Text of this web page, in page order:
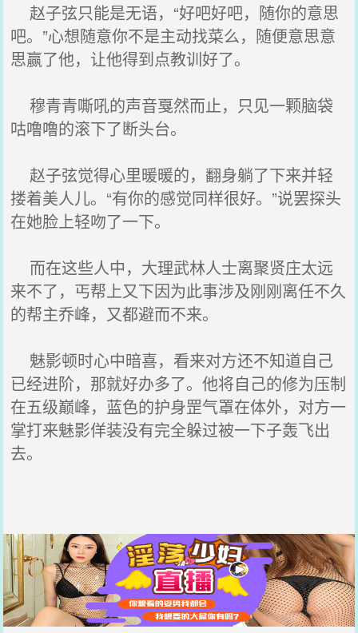
赵子弦只能是无语，“好吧好吧，随你的意思
吧。”心想随意你不是主动找菜么，随便意思意
思赢了他，让他得到点教训好了。
穆青青嘶吼的声音戛然而止，只见一颗脑袋
咕噜噜的滚下了断头台。
赵子弦觉得心里暖暖的，翻身躺了下来并轻
搂着美人儿。“有你的感觉同样很好。”说罢探头
在她脸上轻吻了一下。
而在这些人中，大理武林人士离聚贤庄太远
来不了，丐帮上又下因为此事涉及刚刚离任不久
的帮主乔峰，又都避而不来。
魅影顿时心中暗喜，看来对方还不知道自己
已经进阶，那就好办多了。他将自己的修为压制
在五级巅峰，蓝色的护身罡气罩在体外，对方一
掌打来魅影佯装没有完全躲过被一下子轰飞出
去。